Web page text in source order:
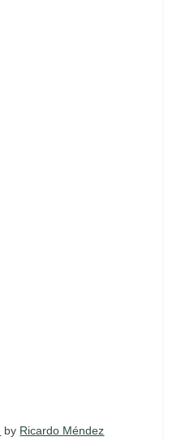
by Ricardo Méndez